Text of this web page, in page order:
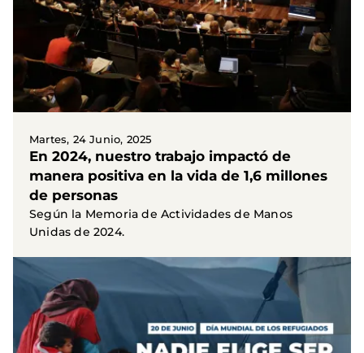
Martes, 24 Junio, 2025
En 2024, nuestro trabajo impactó de
manera positiva en la vida de 1,6 millones
de personas
Según la Memoria de Actividades de Manos
Unidas de 2024.